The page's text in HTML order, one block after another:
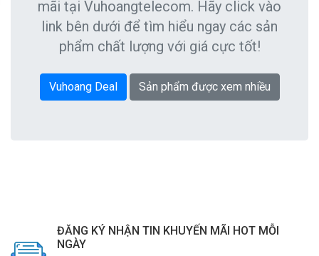
mãi tại Vuhoangtelecom. Hãy click vào
link bên dưới để tìm hiểu ngay các sản
phẩm chất lượng với giá cực tốt!
Vuhoang Deal Sản phẩm được xem nhiều
ĐĂNG KÝ NHẬN TIN KHUYẾN MÃI HOT MỖI
NGÀY